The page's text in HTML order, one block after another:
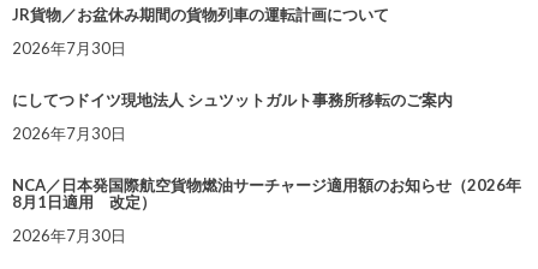
JR貨物／お盆休み期間の貨物列車の運転計画について
2026年7月30日
にしてつドイツ現地法人 シュツットガルト事務所移転のご案内
2026年7月30日
NCA／日本発国際航空貨物燃油サーチャージ適用額のお知らせ（2026年
8月1日適用 改定）
2026年7月30日